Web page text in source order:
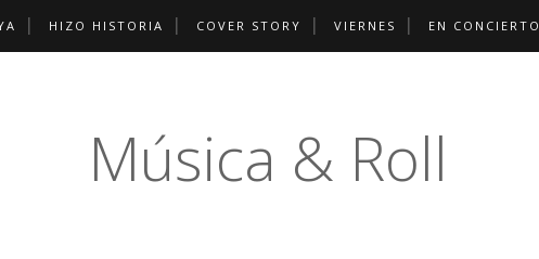
HIZO HISTORIA COVER STORY VIERNES EN CONCIERTO
Música & Roll